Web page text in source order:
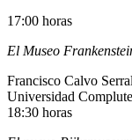
17:00 horas
El Museo
Francisco Calvo
Universidad
18:30 horas